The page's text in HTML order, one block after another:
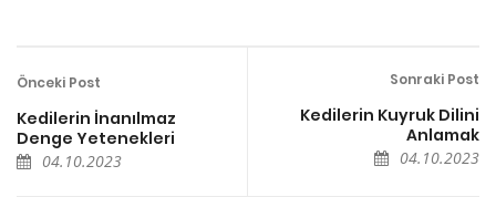
Önceki Post
Kedilerin İnanılmaz
Denge Yetenekleri
04.10.2023
Sonraki Post
Kedilerin Kuyruk Dilini
Anlamak
04.10.2023